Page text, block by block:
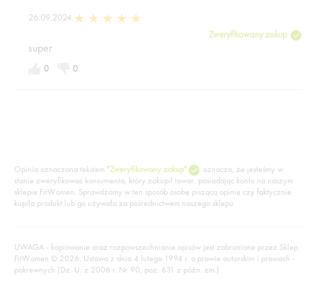
26.09.2024
Zweryfikowany zakup
super
0 0
Opinia oznaczona tekstem "Zweryfikowany zakup"
oznacza, że jesteśmy w
stanie zweryfikować konsumenta, który zakupił towar, posiadając konto na naszym
sklepie FitWomen. Sprawdzamy w ten sposób osobę piszącą opinię czy faktycznie
kupiła produkt lub go używała za pośrednictwem naszego sklepu.
UWAGA - kopiowanie oraz rozpowszechnianie opisów jest zabronione przez Sklep
FitWomen © 2026. Ustawa z dnia 4 lutego 1994 r. o prawie autorskim i prawach -
pokrewnych (Dz. U. z 2006 r. Nr 90, poz. 631 z późn. zm.)